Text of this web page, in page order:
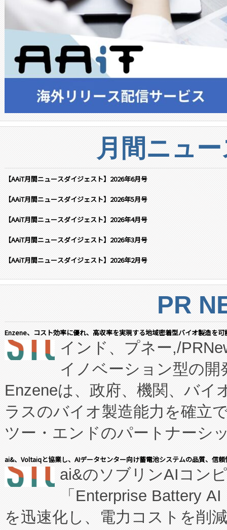
月間ニュ
【AAiT月間ニュースダイジェスト】2026年6月号
【AAiT月間ニュースダイジェスト】2026年5月号
【AAiT月間ニュースダイジェスト】2026年4月号
【AAiT月間ニュースダイジェスト】2026年3月号
【AAiT月間ニュースダイジェスト】2026年2月号
PR
Enzene、コスト効率に優れ、高収率を実現する地域密着型バイオ製造を
インド、プネー,/
イノベーション型の
Enzeneは、政府、機関、バイ
ラスのバイオ製造能力を確立
ツー・エンドのパートナーシ
表しました。 同社の実績ある
manufacturing™ (FCCM™) プ
たNeXは、バイオ医薬品製造
従来のフェッドバッチ施設の
ai&、Voltaiqと協業し、AIデータセンター向け蓄電池システムの品質、信
ai&のソブリンAIコン
「Enterprise Battery
を迅速化し、電力コストを削